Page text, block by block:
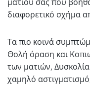
διαφορετικό σχήμα
Τα πιο κοινά
Θολή όραση και
των ματιών,
χαμηλό